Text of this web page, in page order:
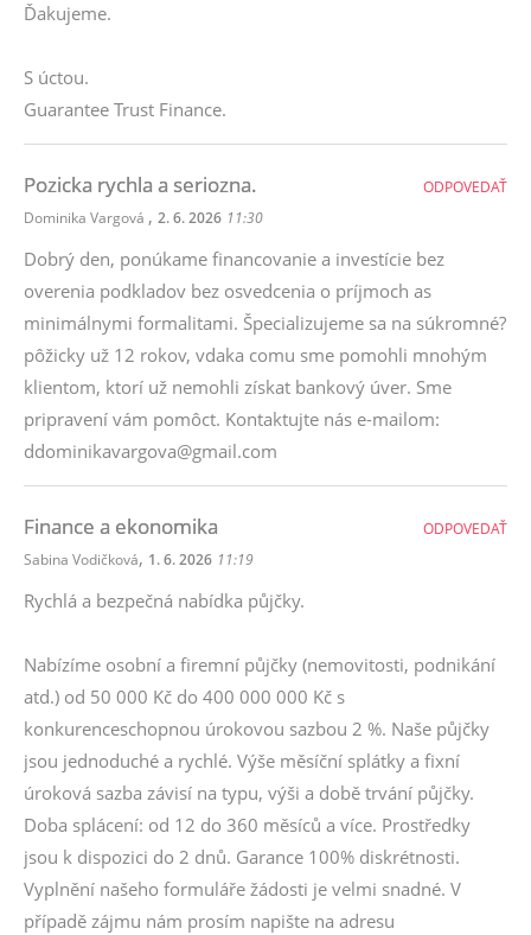
Ďakujeme.
S úctou.
Guarantee Trust Finance.
Pozicka rychla a seriozna.
Dominika Vargová , 2. 6. 2026 11:30
Dobrý den, ponúkame financovanie a investície bez
overenia podkladov bez osvedcenia o príjmoch as
minimálnymi formalitami. Špecializujeme sa na súkromné?
pôžicky už 12 rokov, vdaka comu sme pomohli mnohým
klientom, ktorí už nemohli získat bankový úver. Sme
pripravení vám pomôct. Kontaktujte nás e-mailom:
ddominikavargova@gmail.com
ODPOVEDAŤ
Finance a ekonomika
Sabina Vodičková, 1. 6. 2026 11:19
Rychlá a bezpečná nabídka půjčky.
Nabízíme osobní a firemní půjčky (nemovitosti, podnikání
atd.) od 50 000 Kč do 400 000 000 Kč s
konkurenceschopnou úrokovou sazbou 2 %. Naše půjčky
jsou jednoduché a rychlé. Výše ​​měsíční splátky a fixní
úroková sazba závisí na typu, výši a době trvání půjčky.
Doba splácení: od 12 do 360 měsíců a více. Prostředky
jsou k dispozici do 2 dnů. Garance 100% diskrétnosti.
Vyplnění našeho formuláře žádosti je velmi snadné. V
případě zájmu nám prosím napište na adresu
ODPOVEDAŤ